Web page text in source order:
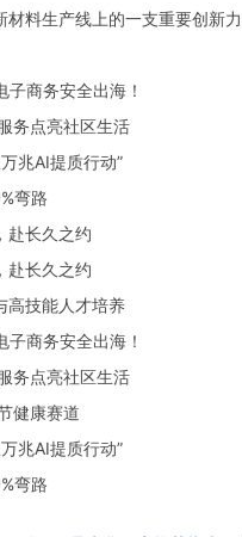
料生产线上的一支重要创新
商务安全出海！
务点亮社区生活
兆AI提质行动”
弯路
长久之约
长久之约
技能人才培养
商务安全出海！
务点亮社区生活
健康赛道
兆AI提质行动”
弯路